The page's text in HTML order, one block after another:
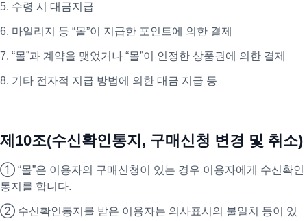
5. 수령 시 대금지급
6. 마일리지 등 “몰”이 지급한 포인트에 의한 결제
7. “몰”과 계약을 맺었거나 “몰”이 인정한 상품권에 의한 결제
8. 기타 전자적 지급 방법에 의한 대금 지급 등
제10조(수신확인통지, 구매신청 변경 및 취소)
① “몰”은 이용자의 구매신청이 있는 경우 이용자에게 수신확인
통지를 합니다.
② 수신확인통지를 받은 이용자는 의사표시의 불일치 등이 있